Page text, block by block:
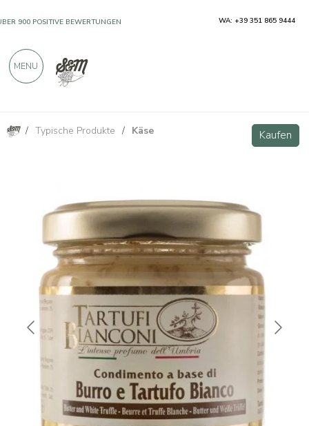
/ Typische Produkte / Käse Kaufen
Kaufen
900 POSITIVE BEWERTUNGEN WA: +39 351 865 9444
MENU